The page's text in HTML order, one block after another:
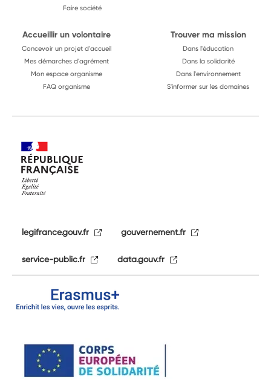
Faire société
Accueillir un volontaire
Concevoir un projet d'accueil
Mes démarches d'agrément
Mon espace organisme
FAQ organisme
Trouver ma mission
Dans l'éducation
Dans la solidarité
Dans l'environnement
S'informer sur les domaines
legifrance.gouv.fr gouvernement.fr
service-public.fr data.gouv.fr